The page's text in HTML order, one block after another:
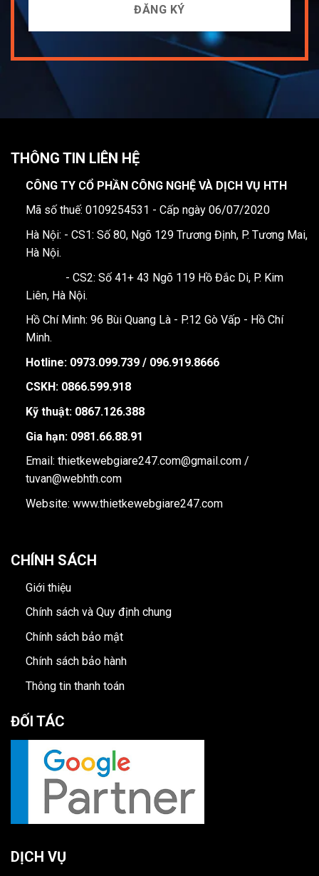
THÔNG TIN LIÊN HỆ
CÔNG TY CỔ PHẦN CÔNG NGHỆ VÀ DỊCH VỤ HTH
Mã số thuế: 0109254531 - Cấp ngày 06/07/2020
Hà Nội: - CS1: Số 80, Ngõ 129 Trương Định, P. Tương Mai,
Hà Nội.
- CS2: Số 41+ 43 Ngõ 119 Hồ Đắc Di, P. Kim
Liên, Hà Nội.
Hồ Chí Minh: 96 Bùi Quang Là - P.12 Gò Vấp - Hồ Chí
Minh.
Hotline: 0973.099.739 / 096.919.8666
CSKH: 0866.599.918
Kỹ thuật: 0867.126.388
Gia hạn: 0981.66.88.91
Email: thietkewebgiare247.com@gmail.com /
tuvan@webhth.com
Website: www.thietkewebgiare247.com
CHÍNH SÁCH
Giới thiệu
Chính sách và Quy định chung
Chính sách bảo mật
Chính sách bảo hành
Thông tin thanh toán
ĐỐI TÁC
DỊCH VỤ